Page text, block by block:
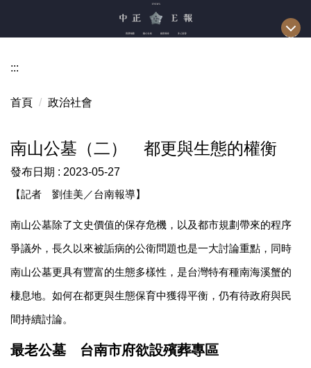
區
:::
首頁 政治社會
南山公墓（二） 都更與生態的權衡
發布日期 : 2023-05-27
【記者 劉佳美／台南報導】
南山公墓除了文史價值的保存危機，以及都市規劃帶來的程序
爭議外，長久以來被詬病的公衛問題也是一大討論重點，同時
南山公墓更具有豐富的生態多樣性，是台灣特有種南海溪蟹的
棲息地。如何在都更與生態保育中獲得平衡，仍有待政府與民
間持續討論。
最老公墓 台南市府欲設殯葬專區